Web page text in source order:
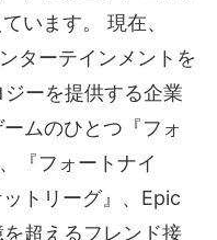
います。 現在、
ターテインメントを
ーを提供する企業
ムのひとつ『フォ
『フォートナイ
トリーグ』、Epic
超えるフレンド接